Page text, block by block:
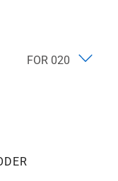
FOR 020